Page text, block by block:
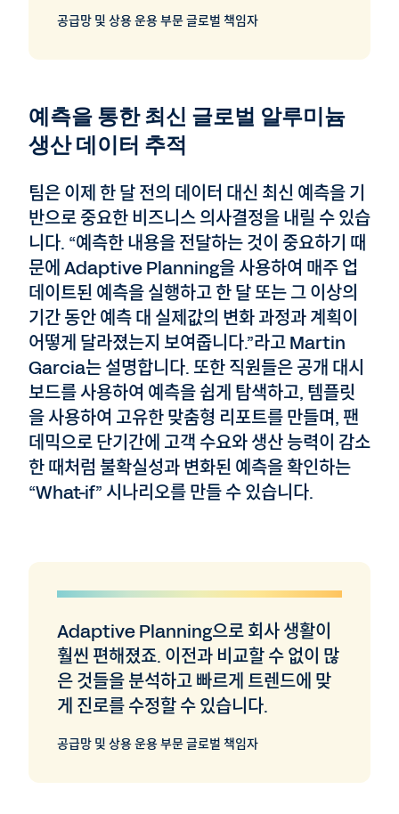
공급망 및 상용 운용 부문 글로벌 책임자
예측을 통한 최신 글로벌 알루미늄
생산 데이터 추적
팀은 이제 한 달 전의 데이터 대신 최신 예측을 기
반으로 중요한 비즈니스 의사결정을 내릴 수 있습
니다. “예측한 내용을 전달하는 것이 중요하기 때
문에 Adaptive Planning을 사용하여 매주 업
데이트된 예측을 실행하고 한 달 또는 그 이상의
기간 동안 예측 대 실제값의 변화 과정과 계획이
어떻게 달라졌는지 보여줍니다.”라고 Martin
Garcia는 설명합니다. 또한 직원들은 공개 대시
보드를 사용하여 예측을 쉽게 탐색하고, 템플릿
을 사용하여 고유한 맞춤형 리포트를 만들며, 팬
데믹으로 단기간에 고객 수요와 생산 능력이 감소
한 때처럼 불확실성과 변화된 예측을 확인하는
“What-if” 시나리오를 만들 수 있습니다.
Adaptive Planning으로 회사 생활이
훨씬 편해졌죠. 이전과 비교할 수 없이 많
은 것들을 분석하고 빠르게 트렌드에 맞
게 진로를 수정할 수 있습니다.
공급망 및 상용 운용 부문 글로벌 책임자